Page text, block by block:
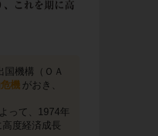
国機構（ＯＡ
機 がおき、
って、1974年
度経済成長